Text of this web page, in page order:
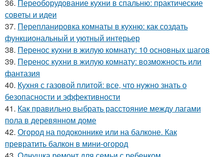
36. Переоборудование кухни в спальню: практические
советы и идеи
37. Перепланировка комнаты в кухню: как создать
функциональный и уютный интерьер
38. Перенос кухни в жилую комнату: 10 основных шагов
39. Перенос кухни в жилую комнату: возможность или
фантазия
40. Кухня с газовой плитой: все, что нужно знать о
безопасности и эффективности
41. Как правильно выбрать расстояние между лагами
пола в деревянном доме
42. Огород на подоконнике или на балконе. Как
превратить балкон в мини-огород